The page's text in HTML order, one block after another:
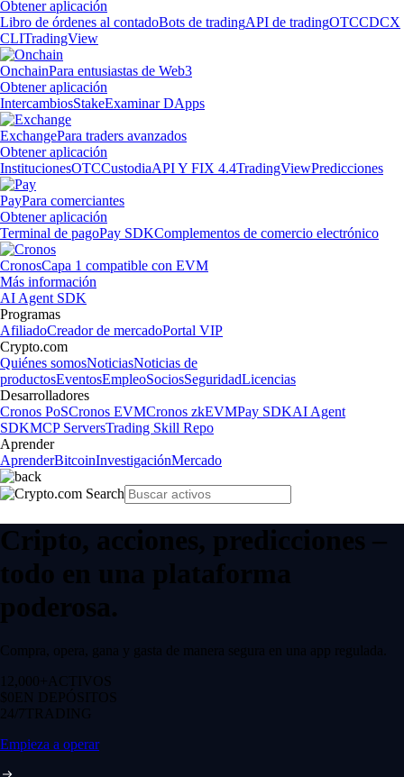
Obtener aplicación
Libro de órdenes al contadoBots de tradingAPI de tradingOTCCDCX
CLITradingView
OnchainPara entusiastas de Web3
Obtener aplicación
IntercambiosStakeExaminar DApps
ExchangePara traders avanzados
Obtener aplicación
InstitucionesOTCCustodiaAPI Y FIX 4.4TradingViewPredicciones
PayPara comerciantes
Obtener aplicación
Terminal de pagoPay SDKComplementos de comercio electrónico
CronosCapa 1 compatible con EVM
Más información
AI Agent SDK
Programas
AfiliadoCreador de mercadoPortal VIP
Crypto.com
Quiénes somosNoticiasNoticias de
productosEventosEmpleoSociosSeguridadLicencias
Desarrolladores
Cronos PoSCronos EVMCronos zkEVMPay SDKAI Agent
SDKMCP ServersTrading Skill Repo
Aprender
AprenderBitcoinInvestigaciónMercado
Cripto, acciones, predicciones –
todo en una plataforma
poderosa.
Compra, opera, gana y gasta de manera segura en una app regulada.
12,000+ ACTIVOS
$0EN DEPÓSITOS
24/7 TRADING
Empieza a operar